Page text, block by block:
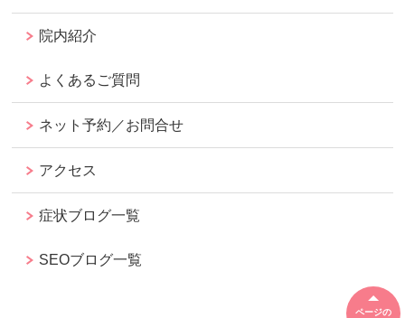
院内紹介
よくあるご質問
ネット予約／お問合せ
アクセス
症状ブログ一覧
SEOブログ一覧
ページの